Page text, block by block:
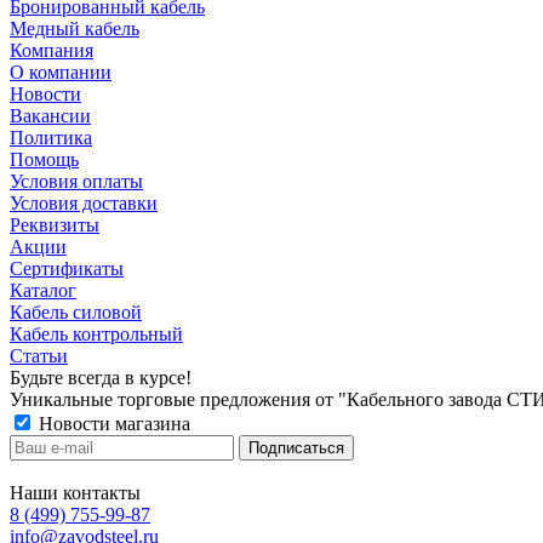
Бронированный кабель
Медный кабель
Компания
О компании
Новости
Вакансии
Политика
Помощь
Условия оплаты
Условия доставки
Реквизиты
Акции
Сертификаты
Каталог
Кабель силовой
Кабель контрольный
Статьи
Будьте всегда в курсе!
Уникальные торговые предложения от "Кабельного завода
Новости магазина
Наши контакты
8 (499) 755-99-87
info@zavodsteel.ru